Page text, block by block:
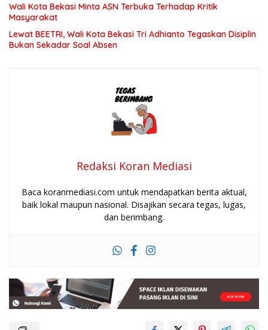
Wali Kota Bekasi Minta ASN Terbuka Terhadap Kritik
Masyarakat
Lewat BEETRI, Wali Kota Bekasi Tri Adhianto Tegaskan Disiplin
Bukan Sekadar Soal Absen
Redaksi Koran Mediasi
Baca koranmediasi.com untuk mendapatkan berita aktual,
baik lokal maupun nasional. Disajikan secara tegas, lugas,
dan berimbang.